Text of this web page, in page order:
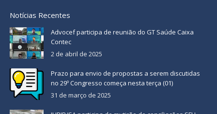
Notícias Recentes
Advocef participa de reunião do GT Saúde Caixa
Contec
2 de abril de 2025
Prazo para envio de propostas a serem discutidas
no 29º Congresso começa nesta terça (01)
31 de março de 2025